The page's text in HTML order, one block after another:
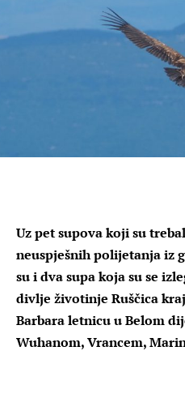
Uz pet supova koji su
neuspješnih polijetanja iz
su i dva supa koja su se
divlje životinje Ruščica
Barbara letnicu u Belom
Wuhanom, Vrancem,